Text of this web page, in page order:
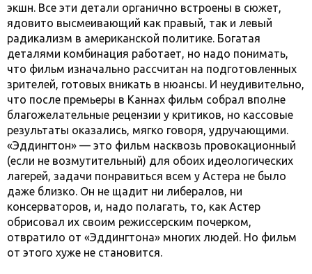
экшн. Все эти детали органично встроены в сюжет,
ядовито высмеивающий как правый, так и левый
радикализм в американской политике. Богатая
деталями комбинация работает, но надо понимать,
что фильм изначально рассчитан на подготовленных
зрителей, готовых вникать в нюансы. И неудивительно,
что после премьеры в Каннах фильм собрал вполне
благожелательные рецензии у критиков, но кассовые
результаты оказались, мягко говоря, удручающими.
«Эддингтон» — это фильм насквозь провокационный
(если не возмутительный) для обоих идеологических
лагерей, задачи понравиться всем у Астера не было
даже близко. Он не щадит ни либералов, ни
консерваторов, и, надо полагать, то, как Астер
обрисовал их своим режиссерским почерком,
отвратило от «Эддингтона» многих людей. Но фильм
от этого хуже не становится.